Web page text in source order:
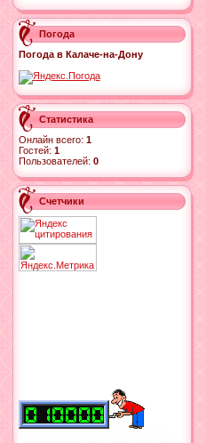
Погода
Погода в Калаче-на-Дону
Статистика
Онлайн всего: 1
Гостей: 1
Пользователей: 0
Счетчики